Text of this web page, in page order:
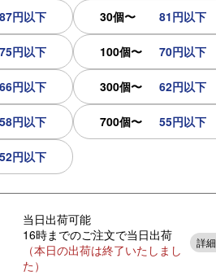
87円以下 30個〜 81円以下
75円以下 100個〜 70円以下
66円以下 300個〜 62円以下
58円以下 700個〜 55円以下
52円以下
当日出荷可能
16時までのご注文で当日出荷
（本日の出荷は終了いたしまし
た）
詳細